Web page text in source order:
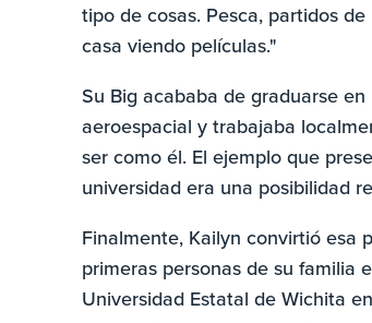
tipo de cosas. Pesca, partidos
casa viendo películas."
Su Big acababa de graduarse
aeroespacial y trabajaba
ser como él. El ejemplo que
universidad era una posibilidad
Finalmente, Kailyn convirtió esa
primeras personas de su familia
Universidad Estatal de Wichita